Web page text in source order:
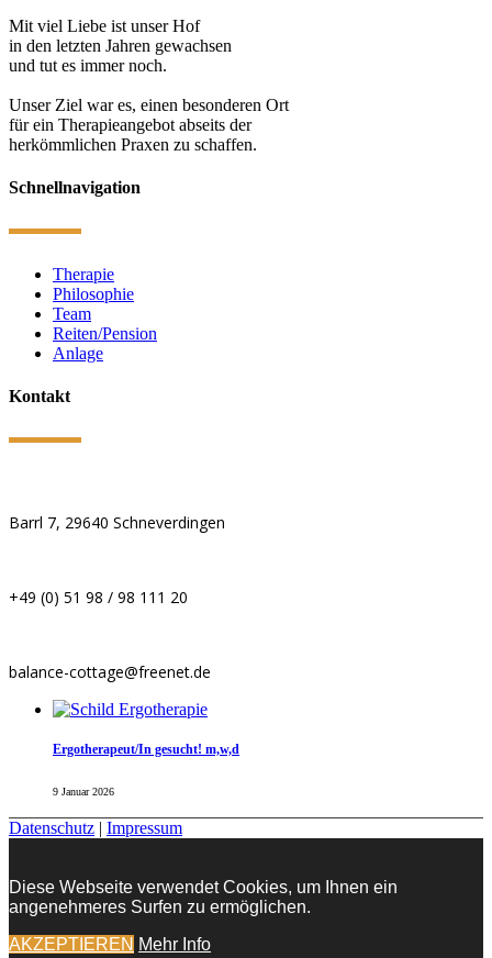
Mit viel Liebe ist unser Hof
in den letzten Jahren gewachsen
und tut es immer noch.
Unser Ziel war es, einen besonderen Ort
für ein Therapieangebot abseits der
herkömmlichen Praxen zu schaffen.
Schnellnavigation
Therapie
Philosophie
Team
Reiten/Pension
Anlage
Kontakt
Barrl 7, 29640 Schneverdingen
+49 (0) 51 98 / 98 111 20
balance-cottage@freenet.de
Ergotherapeut/In gesucht! m,w,d
9 Januar 2026
Datenschutz | Impressum
Diese Webseite verwendet Cookies, um Ihnen ein
angenehmeres Surfen zu ermöglichen.
AKZEPTIEREN Mehr Info